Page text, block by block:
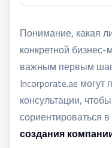
Понимание, какая
конкретной
важным первым
Incorporate.ae
консультации,
сориентироваться
создания